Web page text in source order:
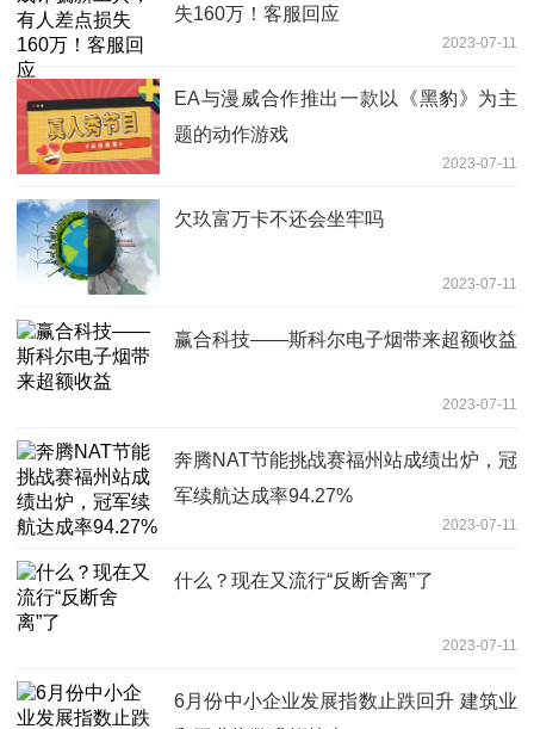
失160万！客服回应
2023-07-11
EA与漫威合作推出一款以《黑豹》为主
题的动作游戏
2023-07-11
欠玖富万卡不还会坐牢吗
2023-07-11
赢合科技——斯科尔电子烟带来超额收益
2023-07-11
奔腾NAT节能挑战赛福州站成绩出炉，冠
军续航达成率94.27%
2023-07-11
什么？现在又流行“反断舍离”了
2023-07-11
6月份中小企业发展指数止跌回升 建筑业